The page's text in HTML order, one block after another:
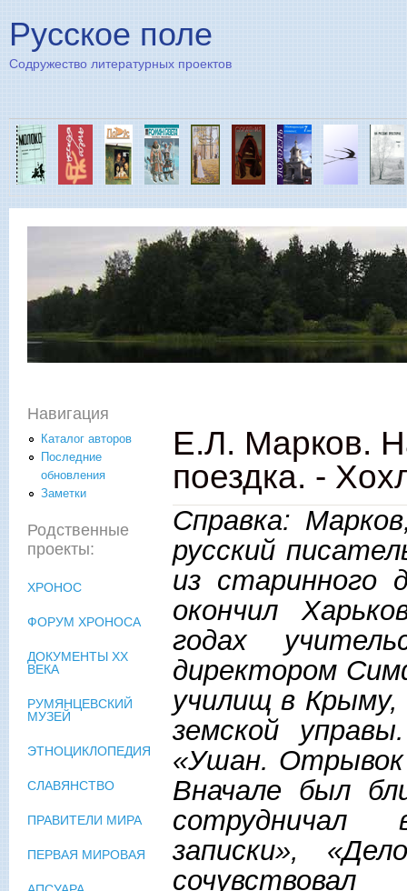
Русское поле
Содружество литературных проектов
Е.Л. Марков.
поездка. -
Справка:
русский
из старинного
окончил
годах
директором
училищ в Крыму,
земской
«Ушан. Отрывок
Вначале был
сотрудничал
записки»,
Навигация
Каталог авторов
Последние
обновления
Заметки
Родственные
проекты:
ХРОНОС
ФОРУМ ХРОНОСА
ДОКУМЕНТЫ XX
ВЕКА
РУМЯНЦЕВСКИЙ
МУЗЕЙ
ЭТНОЦИКЛОПЕДИЯ
СЛАВЯНСТВО
ПРАВИТЕЛИ МИРА
ПЕРВАЯ МИРОВАЯ